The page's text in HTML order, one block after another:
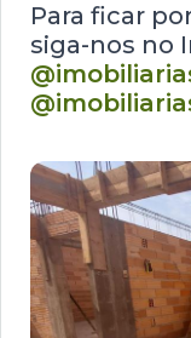
Para ficar
siga-nos no